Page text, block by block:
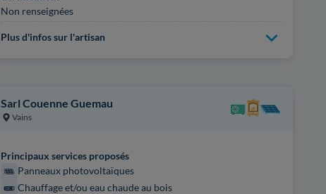
Non renseignées
Plus d'infos sur l'artisan
Sarl Couenne Guemau
Vains
Principaux services proposés
Panneaux photovoltaïques
Chauffage et/ou eau chaude au bois